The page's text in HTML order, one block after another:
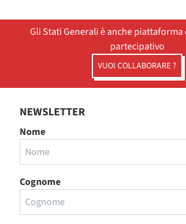
Gli Stati Generali è anche
partecipativo
VUOI COLLABORARE ?
NEWSLETTER
Nome
Cognome